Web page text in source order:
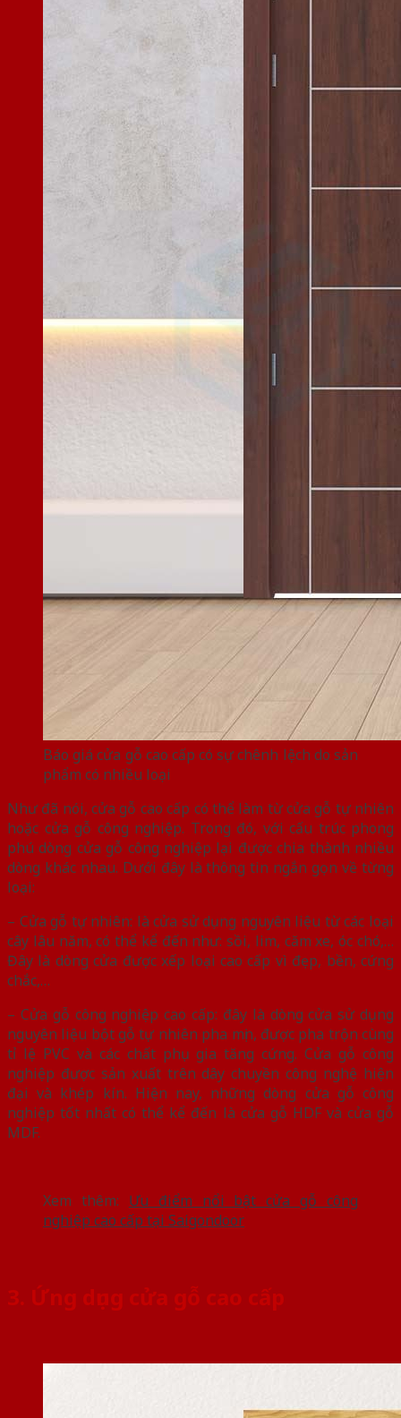
Báo giá cửa gỗ cao cấp có sự chênh lệch do sản
phẩm có nhiều loại
Như đã nói, cửa gỗ cao cấp có thể làm từ cửa gỗ tự nhiên
hoặc cửa gỗ công nghiệp. Trong đó, với cấu trúc phong
phú dòng cửa gỗ công nghiệp lại được chia thành nhiều
dòng khác nhau. Dưới đây là thông tin ngắn gọn về từng
loại:
– Cửa gỗ tự nhiên: là cửa sử dụng nguyên liệu từ các loại
cây lâu năm, có thể kể đến như: sồi, lim, căm xe, óc chó,…
Đây là dòng cửa được xếp loại cao cấp vì đẹp, bền, cứng
chắc,…
– Cửa gỗ công nghiệp cao cấp: đây là dòng cửa sử dụng
nguyên liệu bột gỗ tự nhiên pha mịn, được pha trộn cùng
tỉ lệ PVC và các chất phụ gia tăng cứng. Cửa gỗ công
nghiệp được sản xuất trên dây chuyền công nghệ hiện
đại và khép kín. Hiện nay, những dòng cửa gỗ công
nghiệp tốt nhất có thể kể đến là cửa gỗ HDF và cửa gỗ
MDF.
Xem thêm: Ưu điểm nổi bật cửa gỗ công
nghiệp cao cấp tại Saigondoor
3. Ứng dụng cửa gỗ cao cấp